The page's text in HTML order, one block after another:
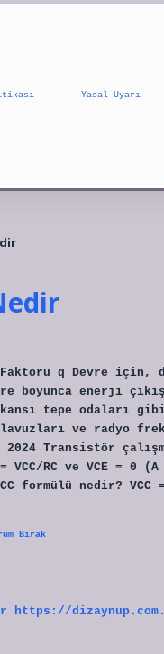
Yasal Uyarı
q Devre için,
boyunca enerji
tepe odaları
ve radyo
Transistör
VCC/RC ve VCE =
formülü nedir? VCC
Bırak
https://